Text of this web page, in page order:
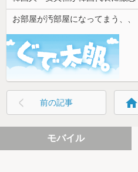
お部屋が汚部屋になってまう、、
前の記事 home
モバイル